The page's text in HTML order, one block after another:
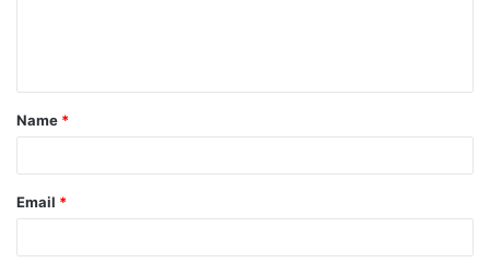
Name *
Email *